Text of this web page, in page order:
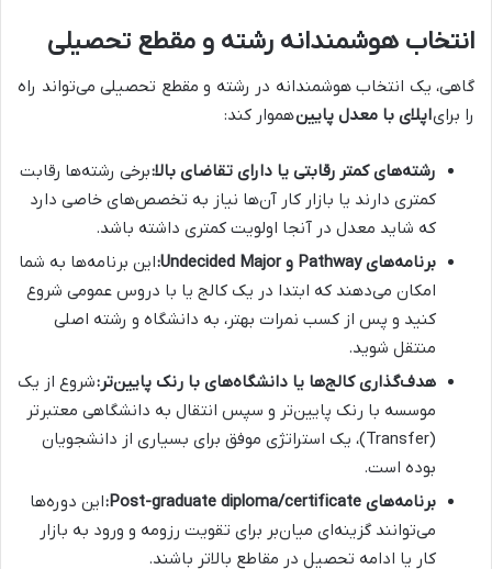
انتخاب هوشمندانه رشته و مقطع تحصیلی
گاهی، یک انتخاب هوشمندانه در رشته و مقطع تحصیلی می‌تواند راه
را برایاپلای با معدل پایینهموار کند:
رشته‌های کمتر رقابتی یا دارای تقاضای بالا:برخی رشته‌ها رقابت
کمتری دارند یا بازار کار آن‌ها نیاز به تخصص‌های خاصی دارد
که شاید معدل در آنجا اولویت کمتری داشته باشد.
برنامه‌های Pathway و Undecided Major:
این برنامه‌ها به شما
امکان می‌دهند که ابتدا در یک کالج یا با دروس عمومی شروع
کنید و پس از کسب نمرات بهتر، به دانشگاه و رشته اصلی
منتقل شوید.
هدف‌گذاری کالج‌ها یا دانشگاه‌های با رنک پایین‌تر:شروع از یک
موسسه با رنک پایین‌تر و سپس انتقال به دانشگاهی معتبرتر
(Transfer)، یک استراتژی موفق برای بسیاری از دانشجویان
بوده است.
برنامه‌های Post-graduate diploma/certificate:
این دوره‌ها
می‌توانند گزینه‌ای میان‌بر برای تقویت رزومه و ورود به بازار
کار یا ادامه تحصیل در مقاطع بالاتر باشند.